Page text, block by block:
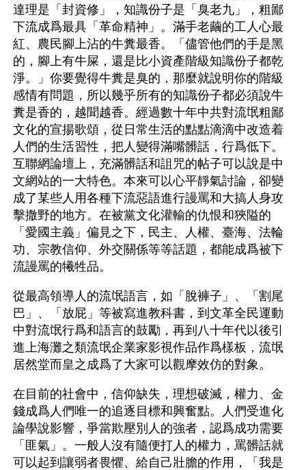
達理是「封資修」，知識份子是「臭老九」，粗鄙
下流成爲最具「革命精神」。滿手老繭的工人心最
紅、農民腳上沾的牛糞最香。「儘管他們的手是黑
的，腳上有牛屎，還是比小資產階級知識份子都乾
淨。」你要覺得牛糞是臭的，那麼就說明你的階級
感情有問題，所以幾乎所有的知識份子都必須說牛
糞是香的，越聞越香。經過數十年中共對流氓粗鄙
文化的宣揚歌頌，從日常生活的點點滴滴中改造着
人們的生活習性，把人變得滿嘴髒話，行爲低下。
互聯網論壇上，充滿髒話和詛咒的帖子可以說是中
文網站的一大特色。本來可以心平靜氣討論，卻變
成了某些人用各種下流惡語進行謾罵和大搞人身攻
擊撒野的地方。在被黨文化灌輸的仇恨和狹隘的
「愛國主義」偏見之下，民主、人權、臺海、法輪
功、宗教信仰、外交關係等等話題，都能成爲被下
流謾罵的犧牲品。
從最高領導人的流氓語言，如「脫褲子」、「割尾
巴」、「放屁」等被寫進教科書，到文革全民運動
中對流氓行爲和語言的鼓勵，再到八十年代以後引
進上海灘之類流氓企業家影視作品作爲樣板，流氓
居然堂而皇之成爲了大家可以觀摩效仿的對象。
在目前的社會中，信仰缺失，理想破滅，權力、金
錢成爲人們唯一的追逐目標和興奮點。人們受進化
論學說影響，爭當欺壓別人的強者，認爲成功需要
「匪氣」。一般人沒有隨便打人的權力，罵髒話就
可以起到讓弱者畏懼、給自己壯膽的作用，「我是